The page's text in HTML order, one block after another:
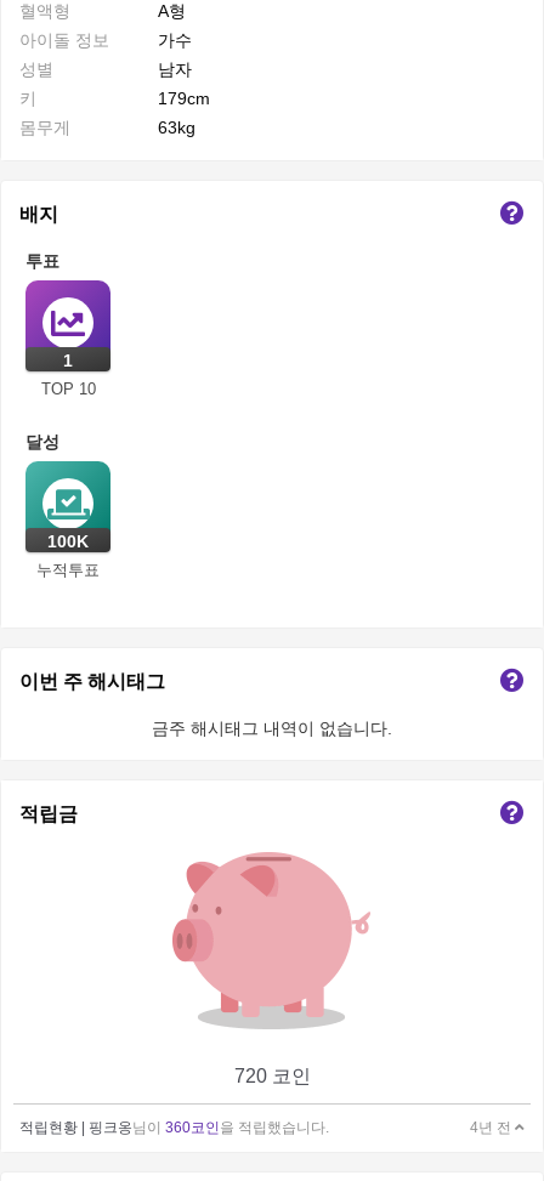
혈액형
A형
아이돌 정보
가수
성별
남자
키
179cm
몸무게
63kg
배지
투표
1
TOP 10
달성
100K
누적투표
이번 주 해시태그
금주 해시태그 내역이 없습니다.
적립금
720 코인
적립현황 | 핑크옹님이 360코인을 적립했습니다. 4년 전